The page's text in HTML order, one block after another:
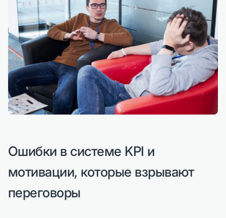
Ошибки в системе KPI и
мотивации, которые взрывают
переговоры